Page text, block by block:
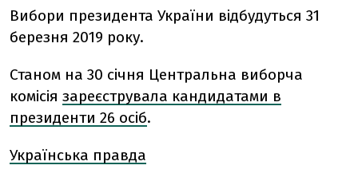
Вибори президента України відбудуться 31
березня 2019 року.
Станом на 30 січня Центральна виборча
комісія зареєструвала кандидатами в
президенти 26 осіб.
Українська правда